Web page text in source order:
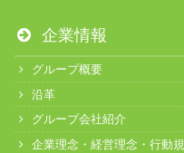
企業情報
グループ概要
沿革
グループ会社紹介
企業理念・経営理念・行動規